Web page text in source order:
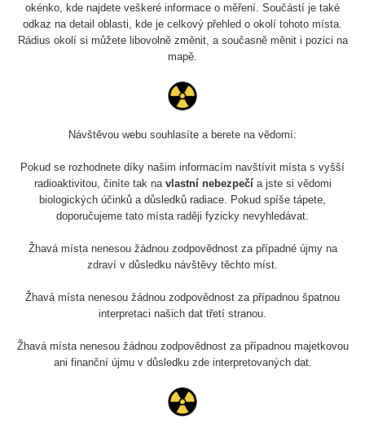
ono totiž nejaktivnější místo - Kino Scala - nám brzy
zrekonstruují a bohužel zřejmě uranové dlaždičky skončí
, tím pádem hotspot zanikne. Tím
"Ohlásit zaniklý hotspot", pokud dostanu takovýto
feedback a hotspot na daném místě opravdu nebude,
bude označen jako "Zaniklý", bude se pořád objevovat,
Originální post najdete zde:
https://www.facebook.com/groups/zhavamista/permalink/
okénko, kde najdete veškeré informace o měření. Součástí je také
odkaz na detail oblasti, kde je celkový přehled o okolí tohoto místa.
Rádius okolí si můžete libovolně změnit, a současně měnit i pozici na
mapě.
Návštěvou webu souhlasíte a berete na vědomí:
Pokud se rozhodnete díky našim informacím navštívit místa s vyšší
radioaktivitou, činíte tak na vlastní nebezpečía jste si vědomi
biologických účinků a důsledků radiace. Pokud spíše tápete,
doporučujeme tato místa raději fyzicky nevyhledávat.
Žhavá místa nenesou žádnou zodpovědnost za případné újmy na
zdraví v důsledku návštěvy těchto míst.
Žhavá místa nenesou žádnou zodpovědnost za případnou špatnou
interpretaci našich dat třetí stranou.
Žhavá místa nenesou žádnou zodpovědnost za případnou majetkovou
ani finanční újmu v důsledku zde interpretovaných dat.